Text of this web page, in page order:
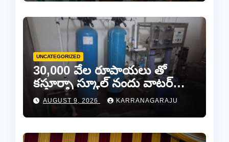
UNCATEGORIZED
30,000 వేల రూపాయలు తో
కస్తూర్బా స్కూల్ నందు వాటర్
ప్లాంట్ మరమ్మతులకి “చెక్”..
AUGUST 9, 2026 KARRANAGARAJU